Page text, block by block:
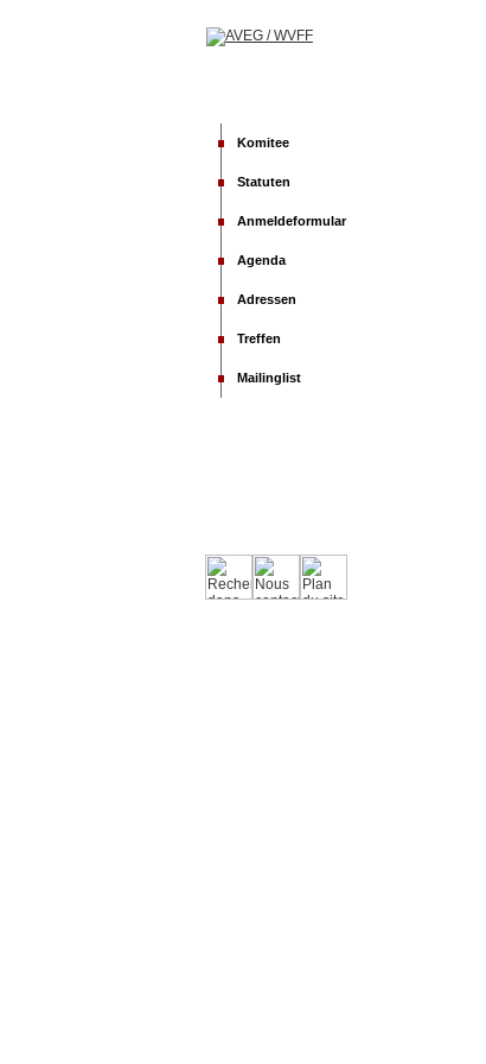
Komitee
Statuten
Anmeldeformular
Agenda
Adressen
Treffen
Mailinglist